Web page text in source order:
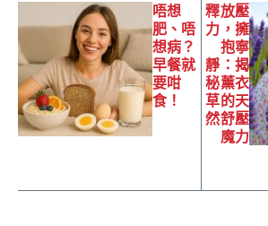
唔想
肥、唔
想病？
早餐就
要咁
食！
釋放壓
力，擁
抱寧
靜：揭
秘薰衣
草的天
然舒壓
魔力